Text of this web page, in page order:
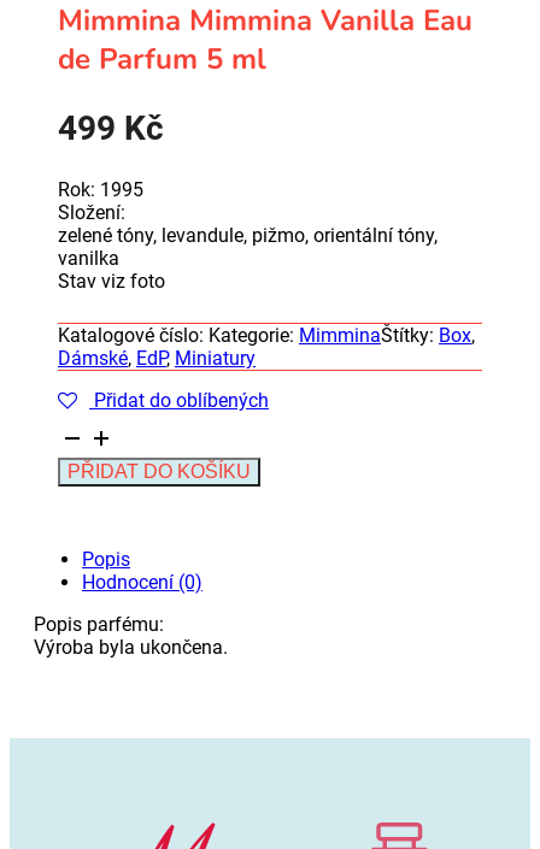
Mimmina Mimmina Vanilla Eau
de Parfum 5 ml
499 Kč
Rok: 1995
Složení:
zelené tóny, levandule, pižmo, orientální tóny,
vanilka
Stav viz foto
Katalogové číslo: Kategorie: MimminaŠtítky: Box,
Dámské, EdP, Miniatury
Přidat do oblíbených
Mimmina
Mimmina
Vanilla
Parfum
množství
PŘIDAT DO KOŠÍKU
Popis
Hodnocení (0)
Popis parfému:
Výroba byla ukončena.